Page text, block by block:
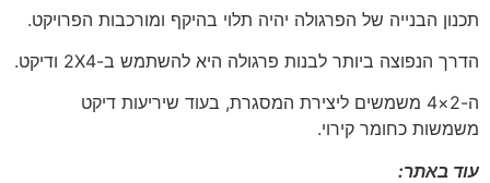
תכנון הבנייה של הפרגולה יהיה תלוי בהיקף ומורכבות הפרויקט.
הדרך הנפוצה ביותר לבנות פרגולה היא להשתמש ב-2X4 ודיקט.
ה-2×4 משמשים ליצירת המסגרת, בעוד שיריעות דיקט
משמשות כחומר קירוי.
עוד באתר: